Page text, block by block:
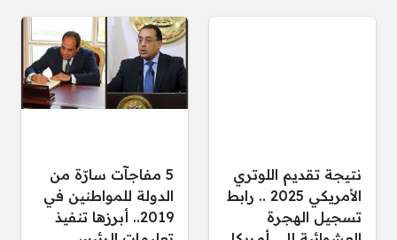
نتيجة تقديم اللوتري
الأمريكي 2025 .. رابط
تسجيل الهجرة
5 مفاجآت سارّة من
الدولة للمواطنين في
2019.. أبرزها تنفيذ